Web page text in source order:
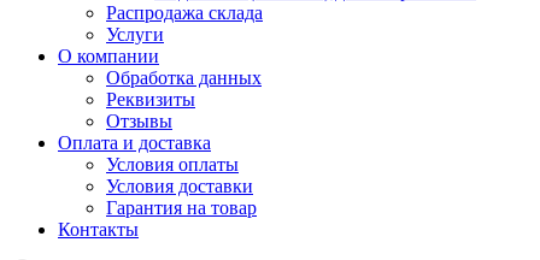
Распродажа склада
Услуги
О компании
Обработка данных
Реквизиты
Отзывы
Оплата и доставка
Условия оплаты
Условия доставки
Гарантия на товар
Контакты